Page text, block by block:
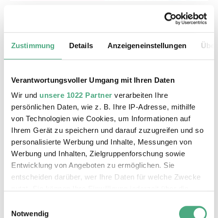
Zustimmung Details Anzeigeneinstellungen
Verantwortungsvoller Umgang mit Ihren Daten
Wir und unsere 1022 Partner verarbeiten Ihre
persönlichen Daten, wie z. B. Ihre IP-Adresse, mithilfe
von Technologien wie Cookies, um Informationen auf
Ihrem Gerät zu speichern und darauf zuzugreifen und so
personalisierte Werbung und Inhalte, Messungen von
Werbung und Inhalten, Zielgruppenforschung sowie
Entwicklung von Angeboten zu ermöglichen. Sie
entscheiden darüber, wer Ihre Daten für welche Zwecke
Trigger Symbol ändern oder widerrufen
Notwendig
ÖFFENTLICHE FÜHRUNG
Der Erzschrägaufzug der Völklinger Hütte mit
Copyright: Weltkulturerbe Völklinger Hütte | Karl
©
Das Weltkulturerbe Völklinger Hütte